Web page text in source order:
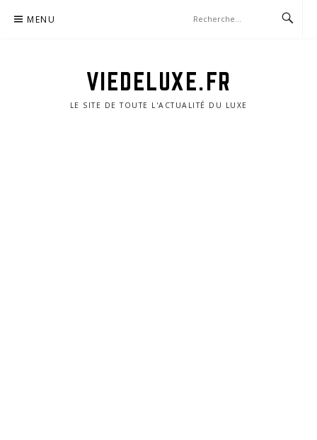
MENU
VIEDELUXE.FR
LE SITE DE TOUTE L'ACTUALITÉ DU LUXE